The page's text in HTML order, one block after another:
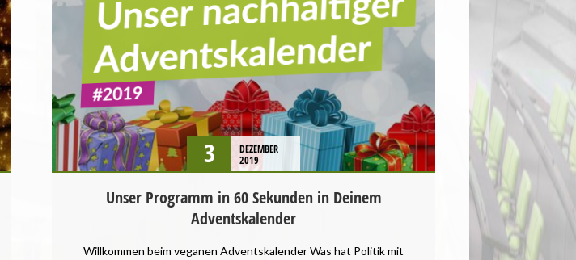
BAYERN
BERLIN
BEZIRKSAMTSWAHL
BEZIRKSWAHL
BRANDENBURG
BREMEN
BUNDESTAGSWAHL
BÜRGERSCHAFTSWAHL
HAMBURG
LANDWIRTSCHAFT
3
DEZEMBER
2019
Unser Programm in 60 Sekunden in Deinem
Adventskalender
Willkommen beim veganen Adventskalender Was hat Politik mit